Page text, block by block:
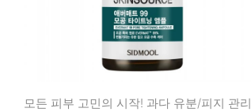
모든 피부 고민의 시작! 과다 유분/피지 관리